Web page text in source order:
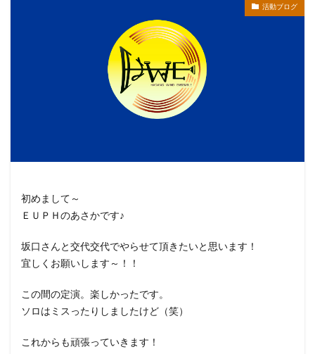
活動ブログ
初めまして～
ＥＵＰＨのあさかです♪
坂口さんと交代交代でやらせて頂きたいと思います！
宜しくお願いします～！！
この間の定演。楽しかったです。
ソロはミスったりしましたけど（笑）
これからも頑張っていきます！